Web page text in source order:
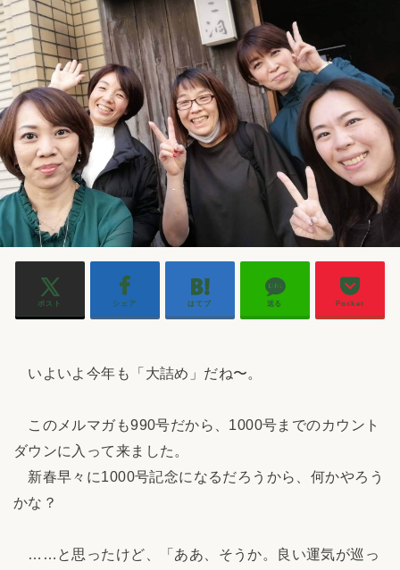
ポスト シェア はてブ 送る Pocket
いよいよ今年も「大詰め」だね〜。
このメルマガも990号だから、1000号までのカウント
ダウンに入って来ました。
新春早々に1000号記念になるだろうから、何かやろう
かな？
……と思ったけど、「ああ、そうか。良い運気が巡っ